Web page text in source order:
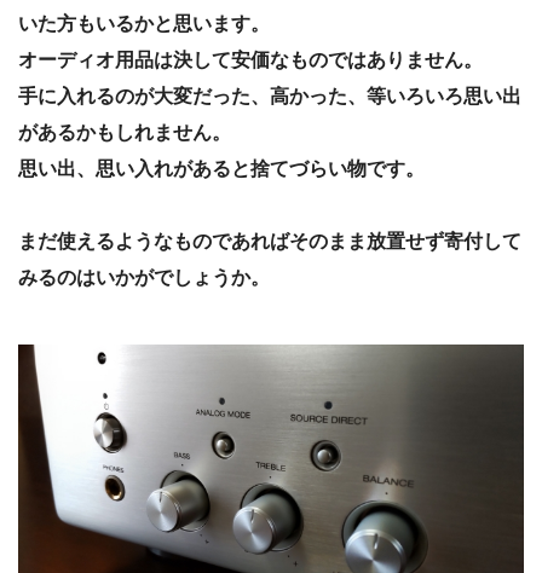
いた方もいるかと思います。
オーディオ用品は決して安価なものではありません。
手に入れるのが大変だった、高かった、等いろいろ思い出
があるかもしれません。
思い出、思い入れがあると捨てづらい物です。
まだ使えるようなものであればそのまま放置せず寄付して
みるのはいかがでしょうか。